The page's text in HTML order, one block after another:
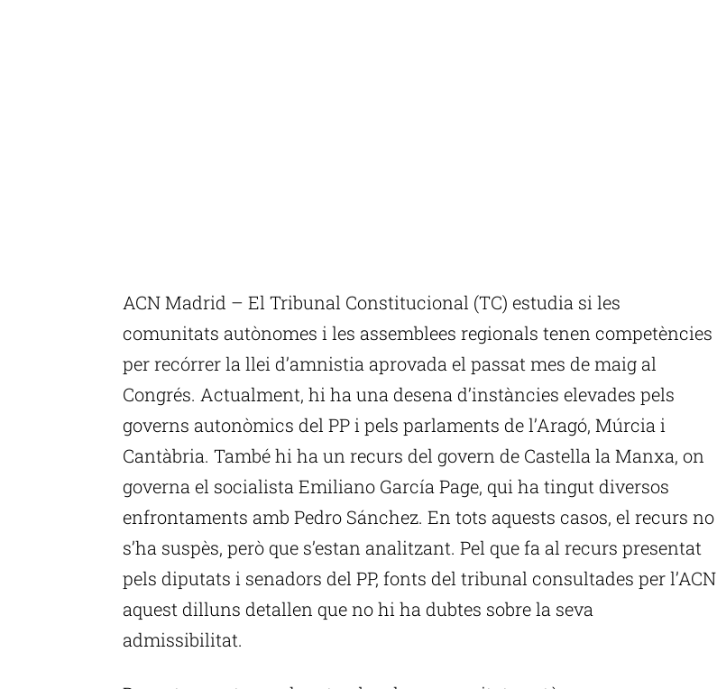
ACN Madrid – El Tribunal Constitucional (TC) estudia si les
comunitats autònomes i les assemblees regionals tenen competències
per recórrer la llei d’amnistia aprovada el passat mes de maig al
Congrés. Actualment, hi ha una desena d’instàncies elevades pels
governs autonòmics del PP i pels parlaments de l’Aragó, Múrcia i
Cantàbria. També hi ha un recurs del govern de Castella la Manxa, on
governa el socialista Emiliano García Page, qui ha tingut diversos
enfrontaments amb Pedro Sánchez. En tots aquests casos, el recurs no
s’ha suspès, però que s’estan analitzant. Pel que fa al recurs presentat
pels diputats i senadors del PP, fonts del tribunal consultades per l’ACN
aquest dilluns detallen que no hi ha dubtes sobre la seva
admissibilitat.